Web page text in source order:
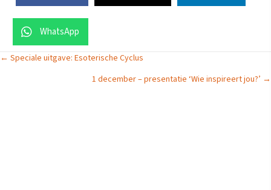
WhatsApp
Posts
← Speciale uitgave: Esoterische Cyclus
1 december – presentatie ‘Wie inspireert jou?’ →